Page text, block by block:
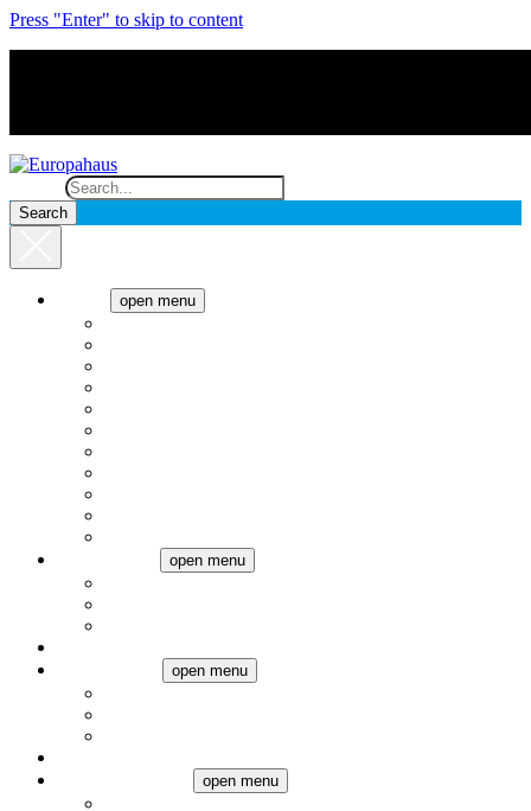
Press "Enter" to skip to content
open menu
open menu
open menu
open menu